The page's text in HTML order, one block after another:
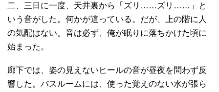
二、三日に一度、天井裏から「ズリ……ズリ……」と
いう音がした。何かが這っている。だが、上の階に人
の気配はない。音は必ず、俺が眠りに落ちかけた頃に
始まった。
廊下では、姿の見えないヒールの音が昼夜を問わず反
響した。バスルームには、使った覚えのない水が張ら